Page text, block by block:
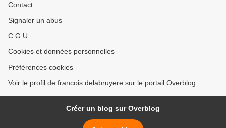
Contact
Signaler un abus
C.G.U.
Cookies et données personnelles
Préférences cookies
Voir le profil de francois delabruyere sur le portail Overblog
Créer un blog sur Overblog